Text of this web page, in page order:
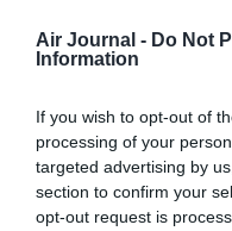
Air Journal - Do Not
Information
If you wish to opt-out of
processing of your
targeted advertising by
section to confirm your
opt-out request is
Soutenez Air